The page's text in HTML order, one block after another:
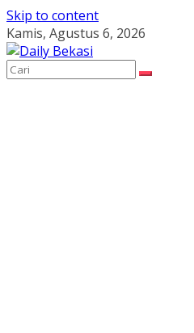
Skip to content
Kamis, Agustus 6, 2026